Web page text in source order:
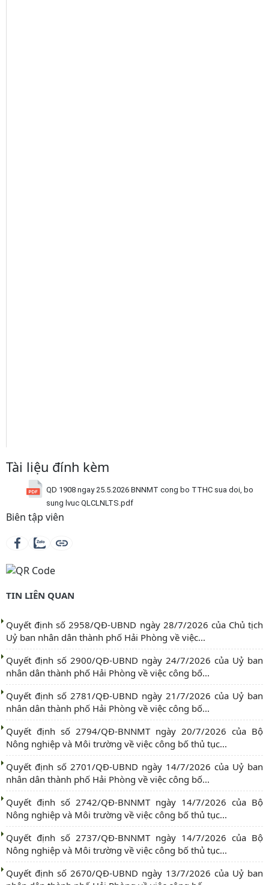
Tài liệu đính kèm
QD 1908 ngay 25.5.2026 BNNMT cong bo TTHC sua doi, bo
sung lvuc QLCLNLTS.pdf
Biên tập viên
TIN LIÊN QUAN
Quyết định số 2958/QĐ-UBND ngày 28/7/2026 của Chủ tịch
Uỷ ban nhân dân thành phố Hải Phòng về việc...
Quyết định số 2900/QĐ-UBND ngày 24/7/2026 của Uỷ ban
nhân dân thành phố Hải Phòng về việc công bố...
Quyết định số 2781/QĐ-UBND ngày 21/7/2026 của Uỷ ban
nhân dân thành phố Hải Phòng về việc công bố...
Quyết định số 2794/QĐ-BNNMT ngày 20/7/2026 của Bộ
Nông nghiệp và Môi trường về việc công bố thủ tục...
Quyết định số 2701/QĐ-UBND ngày 14/7/2026 của Uỷ ban
nhân dân thành phố Hải Phòng về việc công bố...
Quyết định số 2742/QĐ-BNNMT ngày 14/7/2026 của Bộ
Nông nghiệp và Môi trường về việc công bố thủ tục...
Quyết định số 2737/QĐ-BNNMT ngày 14/7/2026 của Bộ
Nông nghiệp và Môi trường về việc công bố thủ tục...
Quyết định số 2670/QĐ-UBND ngày 13/7/2026 của Uỷ ban